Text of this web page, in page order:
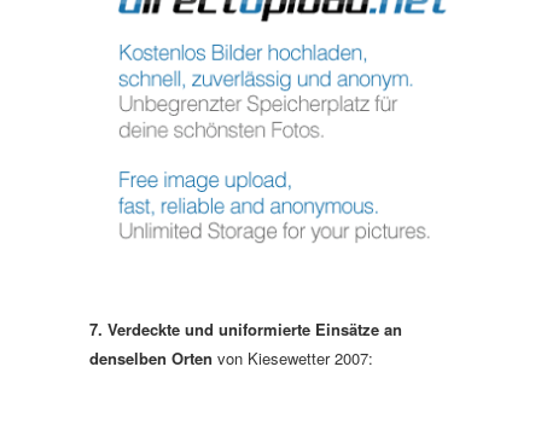
7. Verdeckte und uniformierte Einsätze an
denselben Orten von Kiesewetter 2007: